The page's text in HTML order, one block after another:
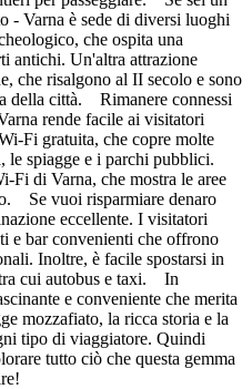
- Varna è sede di diversi luoghi
che ospita una
antichi. Un'altra attrazione
che risalgono al II secolo e sono
della città. Rimanere connessi
rende facile ai visitatori
Fi gratuita, che copre molte
le spiagge e i parchi pubblici.
Fi di Varna, che mostra le aree
Se vuoi risparmiare denaro
eccellente. I visitatori
e bar convenienti che offrono
Inoltre, è facile spostarsi in
cui autobus e taxi. In
e conveniente che merita
mozzafiato, la ricca storia e la
tipo di viaggiatore. Quindi
tutto ciò che questa gemma